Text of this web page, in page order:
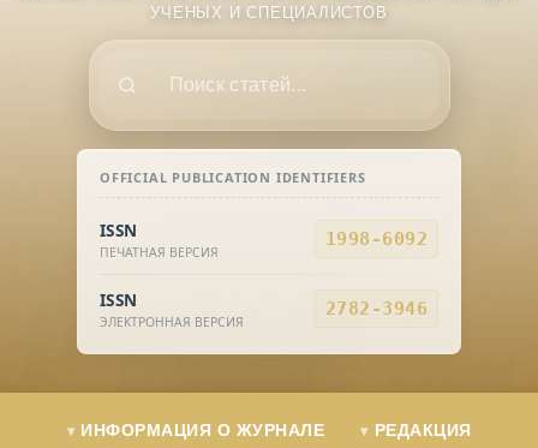
OFFICIAL PUBLICATION IDENTIFIERS
ISSN
ПЕЧАТНАЯ ВЕРСИЯ
1998-6092
ISSN
ЭЛЕКТРОННАЯ ВЕРСИЯ
2782-3946
УЧЕНЫХ И СПЕЦИАЛИСТОВ
ИНФОРМАЦИЯ О ЖУРНАЛЕ РЕДАКЦИЯ